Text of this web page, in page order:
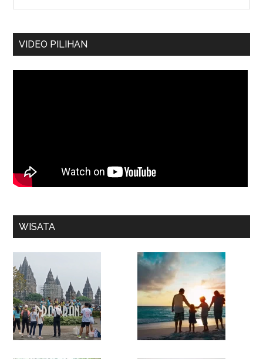
VIDEO PILIHAN
WISATA